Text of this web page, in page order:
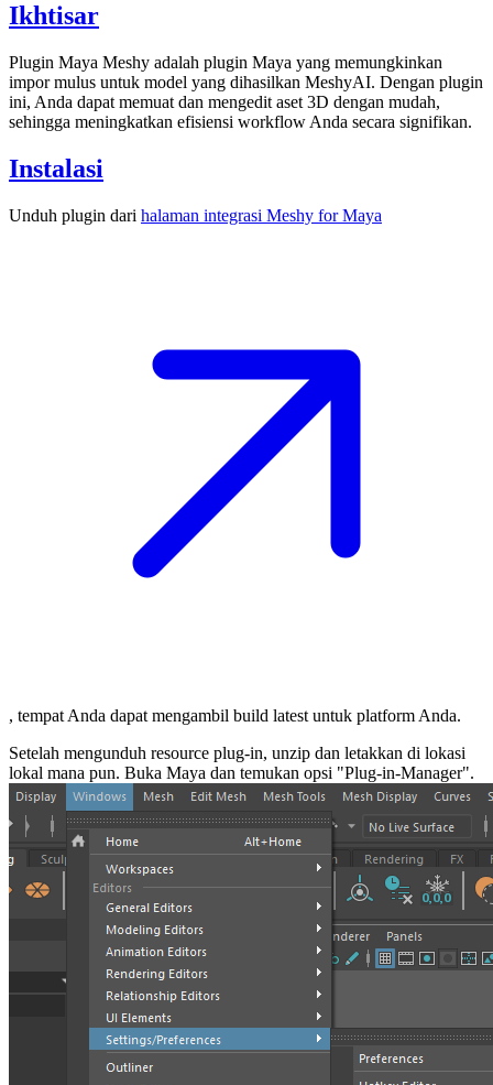
Ikhtisar
Plugin Maya Meshy adalah plugin Maya yang memungkinkan
impor mulus untuk model yang dihasilkan MeshyAI. Dengan plugin
ini, Anda dapat memuat dan mengedit aset 3D dengan mudah,
sehingga meningkatkan efisiensi workflow Anda secara signifikan.
Instalasi
Unduh plugin dari halaman integrasi Meshy for Maya
, tempat Anda dapat mengambil build latest untuk platform Anda.
Setelah mengunduh resource plug-in, unzip dan letakkan di lokasi
lokal mana pun. Buka Maya dan temukan opsi "Plug-in-Manager".